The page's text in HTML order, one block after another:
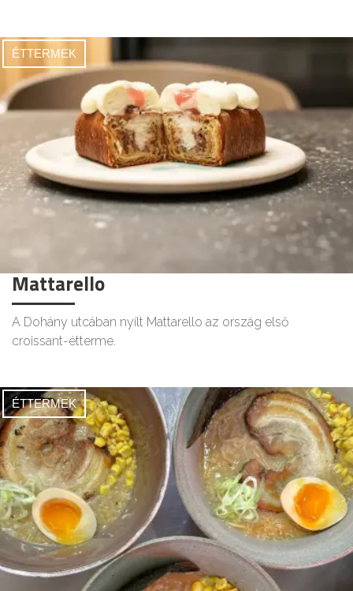
ÉTTERMEK
Mattarello
A Dohány utcában nyílt Mattarello az ország első
croissant-étterme.
ÉTTERMEK